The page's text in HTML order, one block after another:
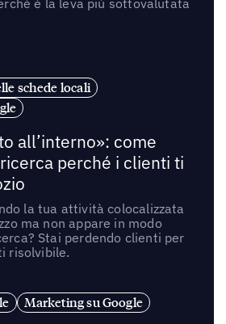
schede locali
all’interno»: come
perché i clienti ti
la tua attività colocalizzata
ma non appare in modo
Stai perdendo clienti per
risolvibile.
Marketing su Google